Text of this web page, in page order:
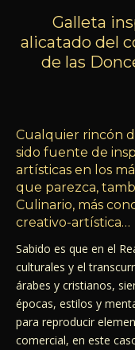
Galleta
alicatado del
de las
Cualquier rincón
sido fuente de
artísticas en los
que parezca,
Culinario, más
creativo-artística…
Sabido es que en el
culturales y el
árabes y cristianos,
épocas, estilos y
para reproducir
comercial, en este